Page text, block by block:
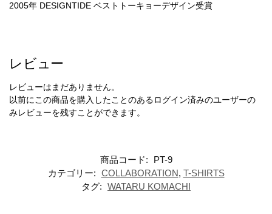
2005年 DESIGNTIDE ベストトーキョーデザイン受賞
レビュー
レビューはまだありません。
以前にこの商品を購入したことのあるログイン済みのユーザーの
みレビューを残すことができます。
商品コード:
PT-9
カテゴリー: COLLABORATION, T-SHIRTS
タグ: WATARU KOMACHI